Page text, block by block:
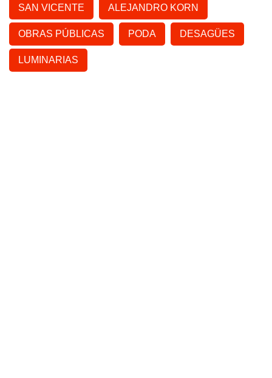
SAN VICENTE ALEJANDRO KORN
OBRAS PÚBLICAS PODA DESAGÜES
LUMINARIAS